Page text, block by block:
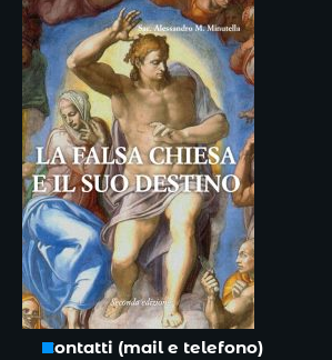
Contatti (mail e telefono)